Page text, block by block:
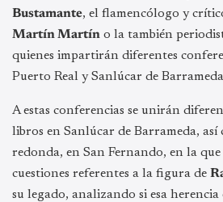
Bustamante, el flamencólogo y
Martín Martín o la también
quienes impartirán diferentes
Puerto Real y Sanlúcar de
A estas conferencias se unirán
libros en Sanlúcar de Barrameda, así
redonda, en San Fernando, en la
cuestiones referentes a la figura de
su legado, analizando si esa